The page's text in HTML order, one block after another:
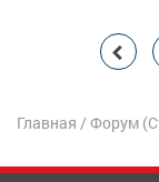
Навигация
записям
Главная / Форум